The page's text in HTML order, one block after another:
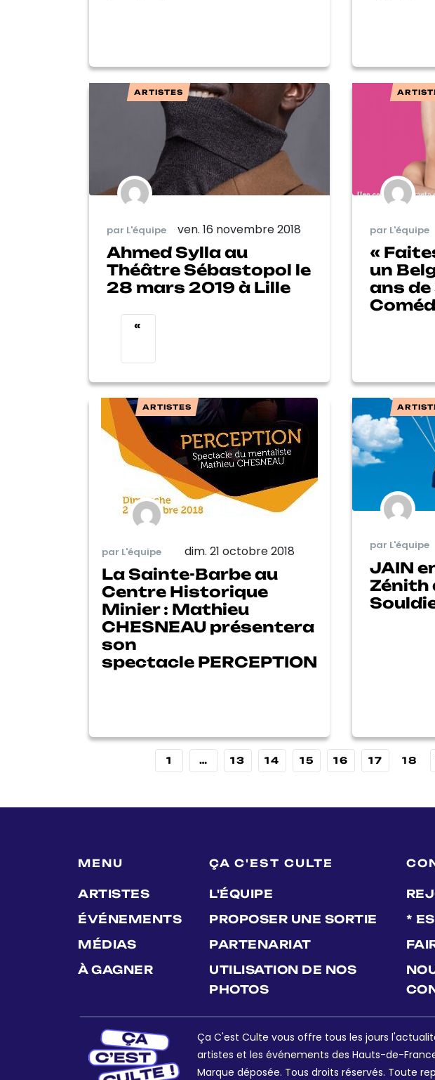
ARTISTES
par L'équipe ven. 16 novembre 2018
Ahmed Sylla au
Théâtre Sébastopol le
28 mars 2019 à Lille
par L'équipe
«
un
ans de
ARTISTES
par L'équipe dim. 21 octobre 2018
La Sainte-Barbe au
Centre Historique
Minier : Mathieu
CHESNEAU présentera
son
spectacle PERCEPTION
par L'équipe
JAIN
Zénith
«
1 … 13 14 15 16 17 18
MENU
ARTISTES
ÉVÉNEMENTS
MÉDIAS
À GAGNER
ÇA C'EST CULTE
L'ÉQUIPE
PROPOSER UNE SORTIE
PARTENARIAT
UTILISATION DE NOS
PHOTOS
*
Ça C'est Culte vous offre tous les jours
artistes et les événements des Hauts-de-
Marque déposée. Tous droits réservés. Toute